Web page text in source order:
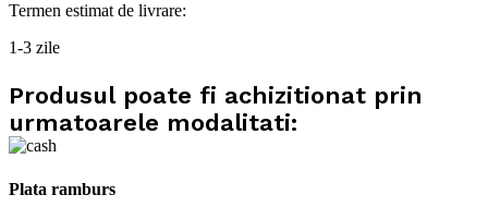
Termen estimat de livrare:
1-3 zile
Produsul poate fi achizitionat prin
urmatoarele modalitati:
Plata ramburs